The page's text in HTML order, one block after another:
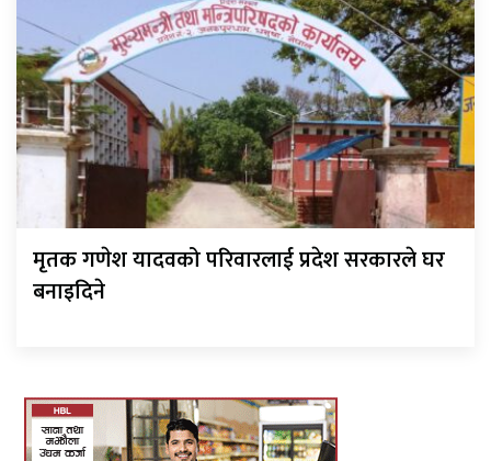
मृतक गणेश यादवको परिवारलाई प्रदेश सरकारले घर
बनाइदिने